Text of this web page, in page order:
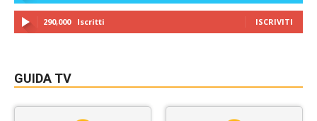
290,000 Iscritti ISCRIVITI
GUIDA TV